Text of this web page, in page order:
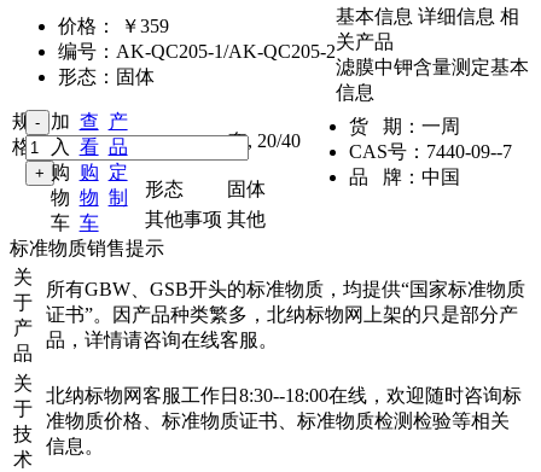
价格：
￥359
编号： AK-QC205-1/AK-QC205-2
形态： 固体
货 期： 一周
CAS号： 7440-09--7
品 牌： 中国
规
格：
套, 20/40
加
入
购
物
车
查
看
购
物
车
产
品
定
制
基本信息 详细信息 相
关产品
滤膜中钾含量测定基本
信息
形态
固体
其他事项 其他
标准物质销售提示
关
于
产
品
所有GBW、GSB开头的标准物质，均提供“国家标准物质
证书”。因产品种类繁多，北纳标物网上架的只是部分产
品，详情请咨询在线客服。
关
于
技
术
北纳标物网客服工作日8:30--18:00在线，欢迎随时咨询标
准物质价格、标准物质证书、标准物质检测检验等相关
信息。